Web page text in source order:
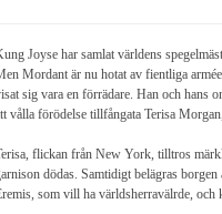
Joyse har samlat världens
Mordant är nu hotat av fientliga
sig vara en förrädare. Han och hans
vålla förödelse tillfångata Terisa
flickan från New York, tilltros
dödas. Samtidigt belägras
som vill ha världsherravälrde, och